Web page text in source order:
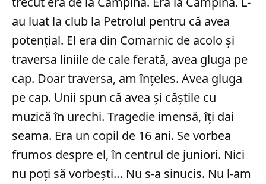
au luat la club la Petrolul pentru că avea
potențial. El era din Comarnic de acolo și
traversa liniile de cale ferată, avea gluga pe
cap. Doar traversa, am înțeles. Avea gluga
pe cap. Unii spun că avea și căștile cu
muzică în urechi. Tragedie imensă, îți dai
seama. Era un copil de 16 ani. Se vorbea
frumos despre el, în centrul de juniori. Nici
nu poți să vorbești… Nu s-a sinucis. Nu l-am